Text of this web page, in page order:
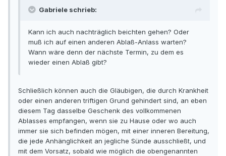
Gabriele schrieb:
Kann ich auch nachträglich beichten gehen? Oder
muß ich auf einen anderen Ablaß-Anlass warten?
Wann wäre denn der nächste Termin, zu dem es
wieder einen Ablaß gibt?
Schließlich können auch die Gläubigen, die durch Krankheit
oder einen anderen triftigen Grund gehindert sind, an eben
diesem Tag dasselbe Geschenk des vollkommenen
Ablasses empfangen, wenn sie zu Hause oder wo auch
immer sie sich befinden mögen, mit einer inneren Bereitung,
die jede Anhänglichkeit an jegliche Sünde ausschließt, und
mit dem Vorsatz, sobald wie möglich die obengenannten